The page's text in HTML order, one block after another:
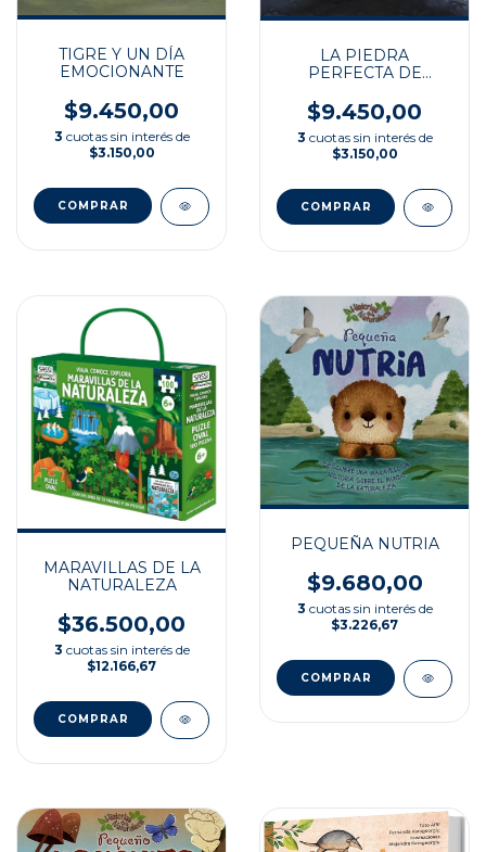
TIGRE Y UN DÍA
EMOCIONANTE
$9.450,00
3 cuotas sin interés de
$3.150,00
LA PIEDRA
PERFECTA DE
$9.450,00
3 cuotas sin interés de
$3.150,00
MARAVILLAS DE LA
NATURALEZA
$36.500,00
3 cuotas sin interés de
$12.166,67
PEQUEÑA NUTRIA
$9.680,00
3 cuotas sin interés de
$3.226,67